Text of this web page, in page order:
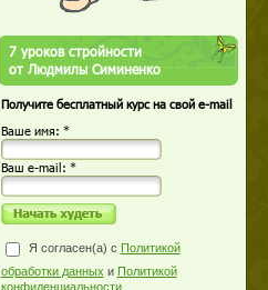
7 уроков стройности
от Людмилы Симиненко
Получите бесплатный курс на свой e-mail
Ваше имя: *
Ваш е-mail: *
Я согласен(а) с Политикой
обработки данных и Политикой
конфиденциальности